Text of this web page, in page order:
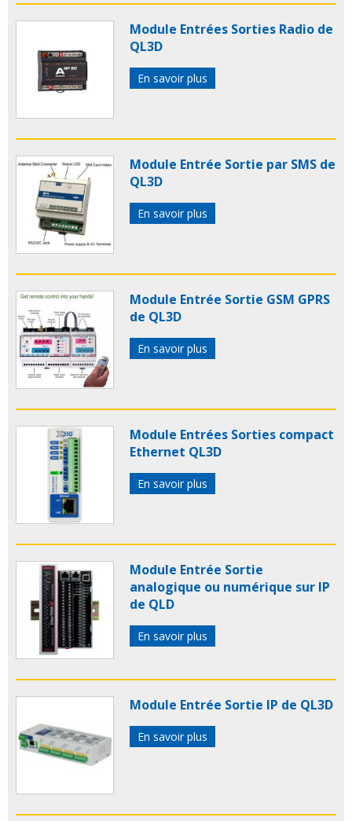
Module Entrées Sorties Radio de
QL3D
En savoir plus
Module Entrée Sortie par SMS de
QL3D
En savoir plus
Module Entrée Sortie GSM GPRS
de QL3D
En savoir plus
Module Entrées Sorties compact
Ethernet QL3D
En savoir plus
Module Entrée Sortie
analogique ou numérique sur IP
de QLD
En savoir plus
Module Entrée Sortie IP de QL3D
En savoir plus